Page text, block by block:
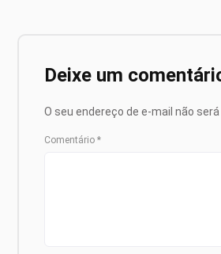
Deixe um
O seu endereço de e-mail não será
Comentário *